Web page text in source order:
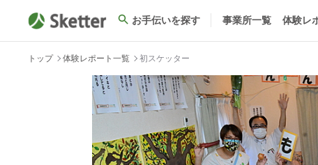
お手伝いを探す 事業所一覧 体験レ
トップ 体験レポート一覧 初スケッター